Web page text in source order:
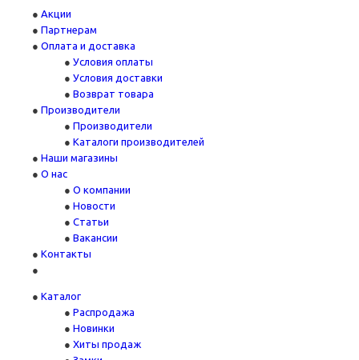
Акции
Партнерам
Оплата и доставка
Условия оплаты
Условия доставки
Возврат товара
Производители
Производители
Каталоги производителей
Наши магазины
О нас
О компании
Новости
Статьи
Вакансии
Контакты
Каталог
Распродажа
Новинки
Хиты продаж